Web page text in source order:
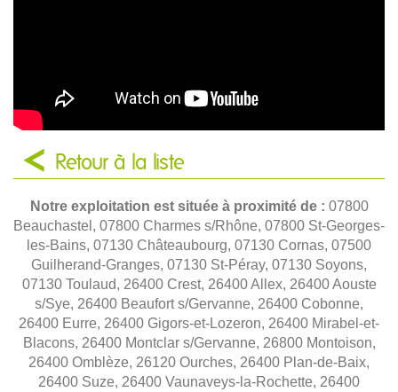
Retour à la liste
Notre exploitation est située à proximité de : 07800
Beauchastel, 07800 Charmes s/Rhône, 07800 St-Georges-
les-Bains, 07130 Châteaubourg, 07130 Cornas, 07500
Guilherand-Granges, 07130 St-Péray, 07130 Soyons,
07130 Toulaud, 26400 Crest, 26400 Allex, 26400 Aouste
s/Sye, 26400 Beaufort s/Gervanne, 26400 Cobonne,
26400 Eurre, 26400 Gigors-et-Lozeron, 26400 Mirabel-et-
Blacons, 26400 Montclar s/Gervanne, 26800 Montoison,
26400 Omblèze, 26120 Ourches, 26400 Plan-de-Baix,
26400 Suze, 26400 Vaunaveys-la-Rochette, 26400